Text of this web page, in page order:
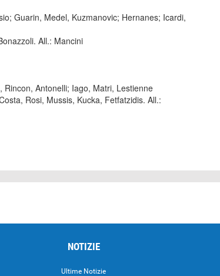
Guarin, Medel, Kuzmanovic; Hernanes; Icardi,
All.: Mancini
Antonelli; Iago, Matri, Lestienne
Rosi, Mussis, Kucka, Fetfatzidis. All.:
NOTIZIE
Ultime Notizie